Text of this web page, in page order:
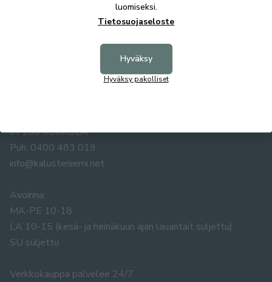
67100 KOKKOLA
Puh. 0400 483 019
info@kalusteniemi.net
Avoinna:
MA-PE 10-18
LA 10-15 (kesä- ja heinäkuun ajan lauantait suljettu)
SU suljettu
Verkkokauppa palvelee 24/7
luomiseksi.
Tietosuojaseloste
Hyväksy
Hyväksy pakolliset